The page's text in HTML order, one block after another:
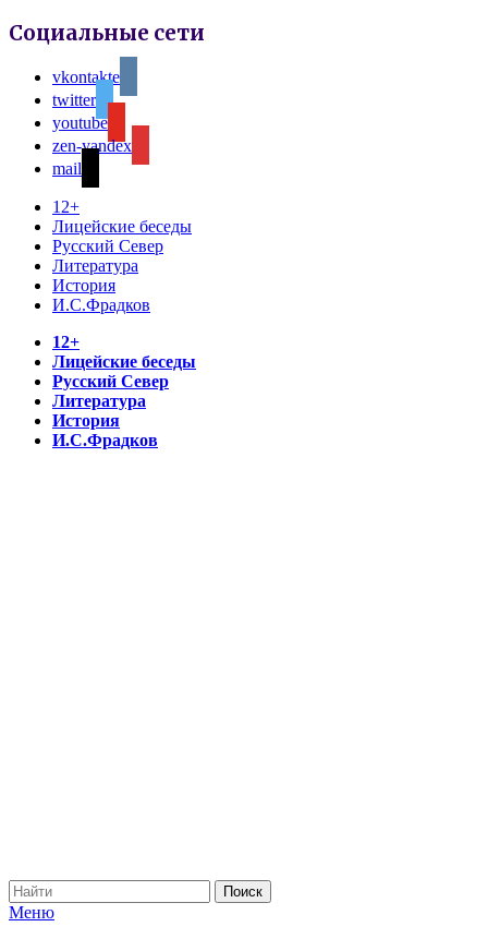
Социальные сети
vkontakte
twitter
youtube
zen-yandex
mail
12+
Лицейские беседы
Русский Север
Литература
История
И.С.Фрадков
12+
Лицейские беседы
Русский Север
Литература
История
И.С.Фрадков
Меню